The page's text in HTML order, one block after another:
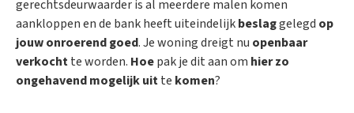
gerechtsdeurwaarder is al meerdere malen komen
aankloppen en de bank heeft uiteindelijkbeslaggelegd op
jouw onroerend goed. Je woning dreigt nu openbaar
verkochtte worden. Hoepak je dit aan om hier zo
ongehavend mogelijk uitte komen?